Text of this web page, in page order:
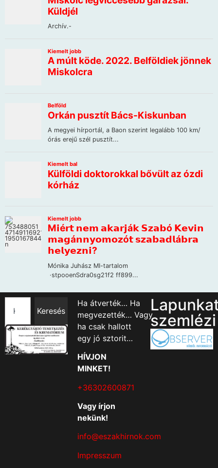
Keresés
Ha átverték… Ha
megvezették… Vagy
ha csak hallott
egy jó sztorit…
HÍVJON
MINKET!
+36302600871
Vagy írjon
nekünk!
info@eszakhirnok.com
Impresszum
szemlézi